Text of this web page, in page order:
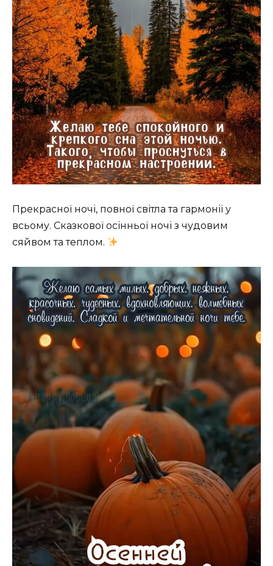
Прекрасної ночі, повної світла та гармонії у
всьому. Сказкової осінньої ночі з чудовим
сяйвом та теплом.